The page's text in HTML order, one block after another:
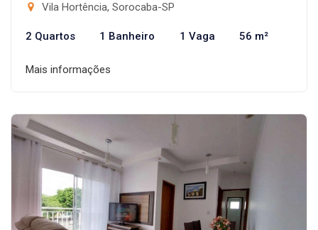
Vila Hortência, Sorocaba-SP
2 Quartos 1 Banheiro 1 Vaga 56 m²
Mais informações